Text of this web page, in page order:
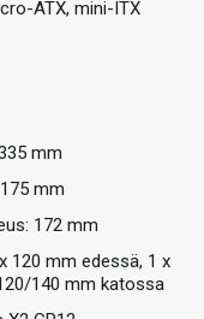
ATX, mini-ITX
mm
mm
172 mm
120 mm edessä, 1 x
140 mm katossa